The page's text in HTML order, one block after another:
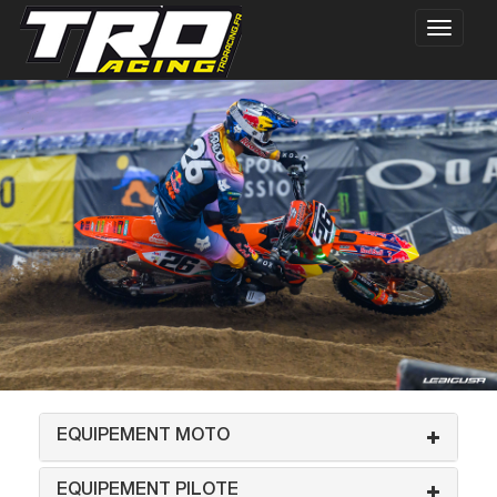
EQUIPEMENT MOTO
EQUIPEMENT PILOTE